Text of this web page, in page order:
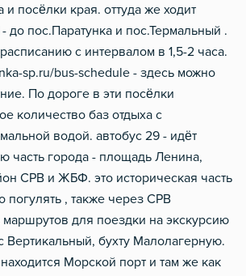
и посёлки края. оттуда же ходит
- до пос.Паратунка и пос.Термальный .
с интервалом в 1,5-2 часа.
sp.ru/bus-schedule - здесь можно
По дороге в эти посёлки
количество баз отдыха с
водой. автобус 29 - идёт
часть города - площадь Ленина,
СРВ и ЖБФ. это историческая часть
погулять , также через СРВ
маршрутов для поездки на экскурсию
Вертикальный, бухту Малолагерную.
Морской порт и там же как